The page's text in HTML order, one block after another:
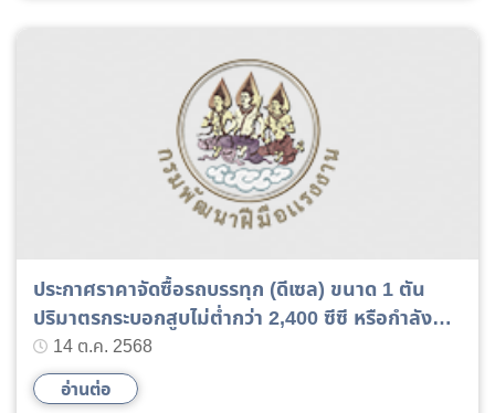
ประกาศราคาจัดซื้อรถบรรทุก (ดีเซล) ขนาด 1 ตัน
ปริมาตรกระบอกสูบไม่ต่ำกว่า 2,400 ซีซี หรือกำลัง
เครื่องยนต์สูงสุดไม่ต่ำกว่า 110 กิโลวัตต์ ขับเคลื่อน 2
ล้อ
14 ต.ค. 2568
อ่านต่อ